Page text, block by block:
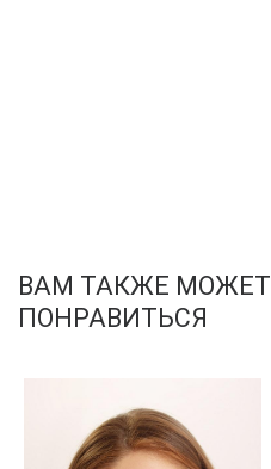
ВАМ ТАКЖЕ МОЖЕТ
ПОНРАВИТЬСЯ